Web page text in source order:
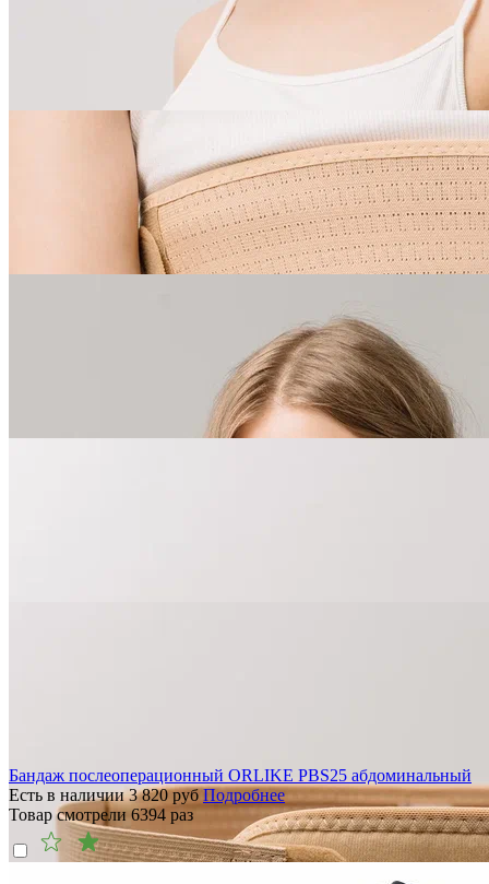
Бандаж послеоперационный ORLIKE PBS25 абдоминальный
Есть в наличии 3 820руб Подробнее
Товар смотрели 6394 раз